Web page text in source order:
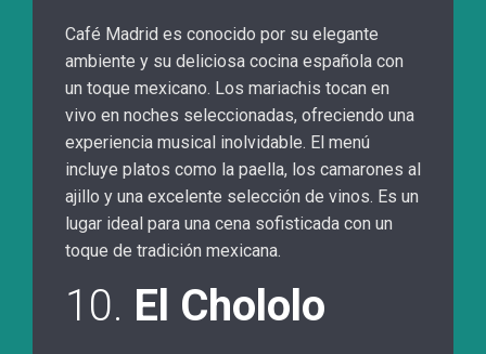
Café Madrid es conocido por su elegante
ambiente y su deliciosa cocina española con
un toque mexicano. Los mariachis tocan en
vivo en noches seleccionadas, ofreciendo una
experiencia musical inolvidable. El menú
incluye platos como la paella, los camarones al
ajillo y una excelente selección de vinos. Es un
lugar ideal para una cena sofisticada con un
toque de tradición mexicana.
10. El Chololo